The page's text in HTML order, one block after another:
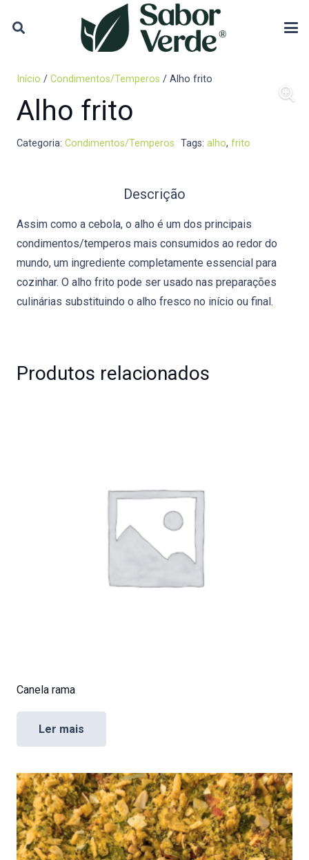
Início / Condimentos/Temperos / Alho frito
Alho frito
Categoria: Condimentos/Temperos Tags: alho, frito
Descrição
Assim como a cebola, o alho é um dos principais
condimentos/temperos mais consumidos ao redor do
mundo, um ingrediente completamente essencial para
cozinhar. O alho frito pode ser usado nas preparações
culinárias substituindo o alho fresco no início ou final.
Produtos relacionados
Canela rama
Ler mais